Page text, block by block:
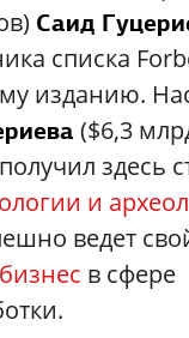
Саид
списка
изданию.
($6,3
здесь
и
ведет
бизнес в сфере